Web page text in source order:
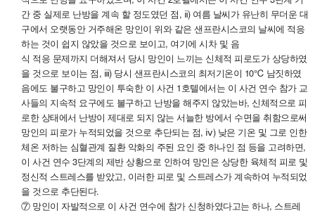
간 중 실제로 난방을 계속 할 정도였던 점, ⅱ) 여름 날씨가 유난히 무더운 대
구에서 오랫동안 거주해온 망인이 위와 같은 샌프란시스코의 날씨에 적응
하는 것이 쉽지 않았을 것으로 보이고, 여기에 시차 및 음
식 적응 문제까지 더해져서 당시 망인이 느끼는 신체적 피로도가 상당하였
을 것으로 보이는 점, ⅲ) 당시 샌프란시스코의 최저기온이 10℃ 남짓하였
음에도 불구하고 망인이 투숙한 이 사건 1호텔에서는 이 사건 연수 참가 교
사들의 지속적 요구에도 불구하고 난방을 해주지 않았는바, 신체적으로 피
로한 상태에서 난방이 제대로 되지 않는 서늘한 방에서 수면을 취함으로써
망인의 피로가 누적되었을 것으로 추단되는 점, ⅳ) 낮은 기온 및 그로 인한
체온 저하는 심혈관계 질환 악화의 주된 요인 중 하나인 점 등을 고려하면,
이 사건 연수 3단계의 제반 상황으로 인하여 망인은 상당한 육체적 피로 및
정신적 스트레스를 받았고, 이러한 피로 및 스트레스가 계속하여 누적되었
을 것으로 추단된다.
⑦ 망인이 자발적으로 이 사건 연수에 참가 신청하였다고는 하나, 스트레